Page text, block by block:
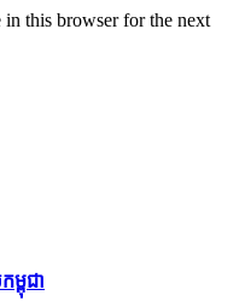
in this browser for the next
ម្ពុជា